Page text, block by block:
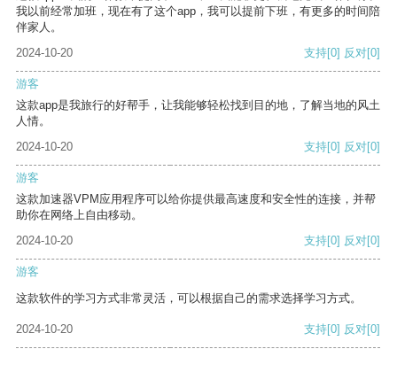
我以前经常加班，现在有了这个app，我可以提前下班，有更多的时间陪
伴家人。
2024-10-20
支持[0] 反对[0]
游客
这款app是我旅行的好帮手，让我能够轻松找到目的地，了解当地的风土
人情。
2024-10-20
支持[0] 反对[0]
游客
这款加速器VPM应用程序可以给你提供最高速度和安全性的连接，并帮
助你在网络上自由移动。
2024-10-20
支持[0] 反对[0]
游客
这款软件的学习方式非常灵活，可以根据自己的需求选择学习方式。
2024-10-20 支持[0] 反对[0]